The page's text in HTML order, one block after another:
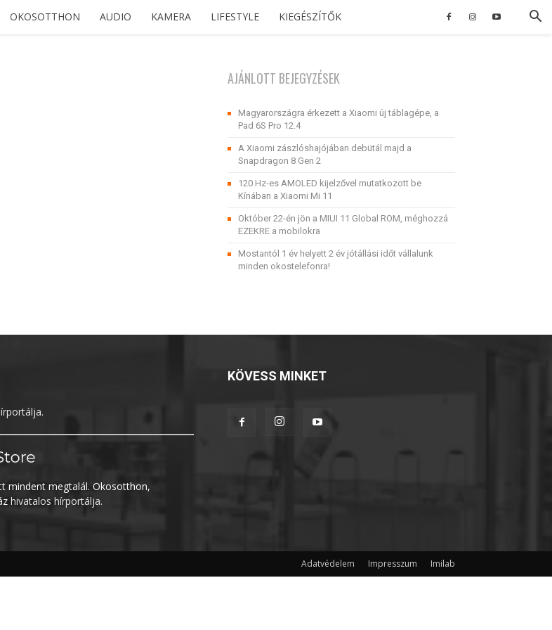
OKOSOTTHON AUDIO KAMERA LIFESTYLE KIEGÉSZÍTŐK
AJÁNLOTT BEJEGYZÉSEK
Magyarországra érkezett a Xiaomi új táblagépe, a
Pad 6S Pro 12.4
A Xiaomi zászlóshajójában debütál majd a
Snapdragon 8 Gen 2
120 Hz-es AMOLED kijelzővel mutatkozott be
Kínában a Xiaomi Mi 11
Október 22-én jön a MIUI 11 Global ROM, méghozzá
EZEKRE a mobilokra
Mostantól 1 év helyett 2 év jótállási időt vállalunk
minden okostelefonra!
mindent megtalál. Okosotthon,
hivatalos hírportálja.
KÖVESS MINKET
Adatvédelem Impresszum Imilab